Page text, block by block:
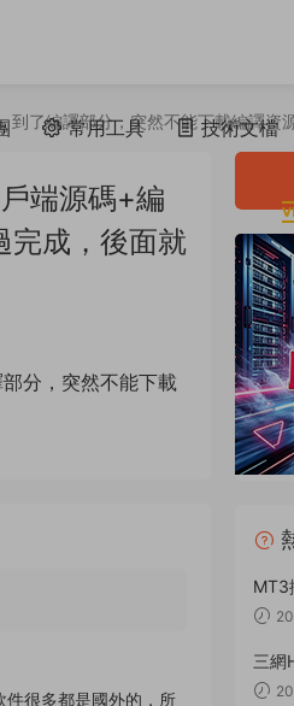
常用工具 技術文檔
了編譯部分，突然不能下載編譯資
端源碼+編
完成，後面就
分，突然不能下載
件很多都是國外的，所
MT3
三網